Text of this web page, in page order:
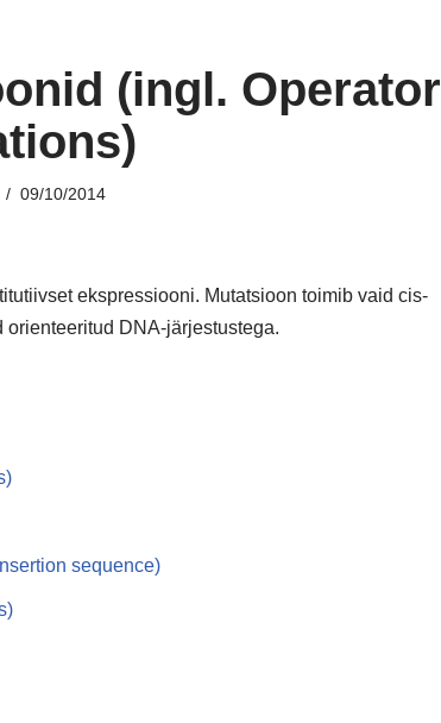
(ingl. Operator
09/10/2014
ekspressiooni. Mutatsioon toimib vaid cis-
DNA-järjestustega.
sequence)